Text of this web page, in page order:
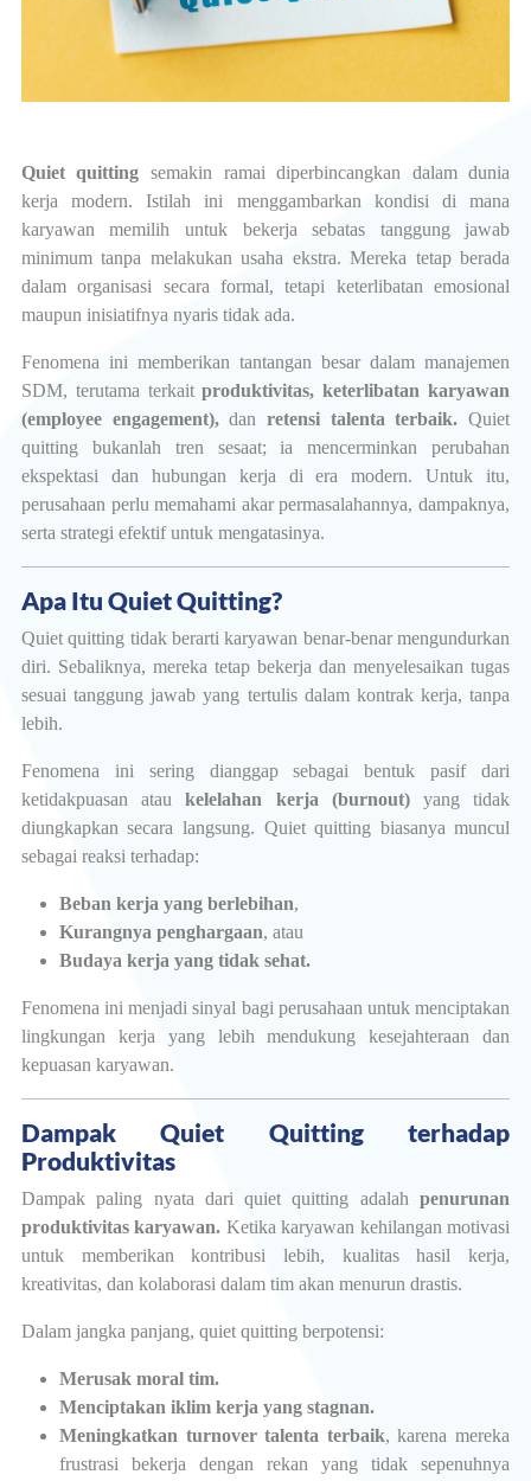
Quiet quitting semakin ramai diperbincangkan dalam dunia
kerja modern. Istilah ini menggambarkan kondisi di mana
karyawan memilih untuk bekerja sebatas tanggung jawab
minimum tanpa melakukan usaha ekstra. Mereka tetap berada
dalam organisasi secara formal, tetapi keterlibatan emosional
maupun inisiatifnya nyaris tidak ada.
Fenomena ini memberikan tantangan besar dalam manajemen
SDM, terutama terkaitproduktivitas, keterlibatan karyawan
(employee engagement),danretensi talenta terbaik. Quiet
quitting bukanlah tren sesaat; ia mencerminkan perubahan
ekspektasi dan hubungan kerja di era modern. Untuk itu,
perusahaan perlu memahami akar permasalahannya, dampaknya,
serta strategi efektif untuk mengatasinya.
Apa Itu Quiet Quitting?
Quiet quitting tidak berarti karyawan benar-benar mengundurkan
diri. Sebaliknya, mereka tetap bekerja dan menyelesaikan tugas
sesuai tanggung jawab yang tertulis dalam kontrak kerja, tanpa
lebih.
Fenomena ini sering dianggap sebagai bentuk pasif dari
ketidakpuasan ataukelelahan kerja (burnout)yang tidak
diungkapkan secara langsung. Quiet quitting biasanya muncul
sebagai reaksi terhadap:
Beban kerja yang berlebihan,
Kurangnya penghargaan, atau
Budaya kerja yang tidak sehat.
Fenomena ini menjadi sinyal bagi perusahaan untuk menciptakan
lingkungan kerja yang lebih mendukung kesejahteraan dan
kepuasan karyawan.
Dampak Quiet Quitting terhadap
Produktivitas
Dampak paling nyata dari quiet quitting adalahpenurunan
produktivitas karyawan. Ketika karyawan kehilangan motivasi
untuk memberikan kontribusi lebih, kualitas hasil kerja,
kreativitas, dan kolaborasi dalam tim akan menurun drastis.
Dalam jangka panjang, quiet quitting berpotensi:
Merusak moral tim.
Menciptakan iklim kerja yang stagnan.
Meningkatkan turnover talenta terbaik, karena mereka
frustrasi bekerja dengan rekan yang tidak sepenuhnya